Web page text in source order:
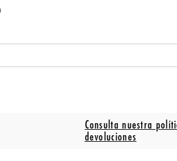
Consulta nuestra
devoluciones